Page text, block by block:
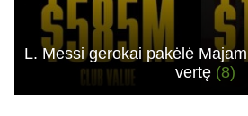
L. Messi gerokai pakėlė
vertę (8)